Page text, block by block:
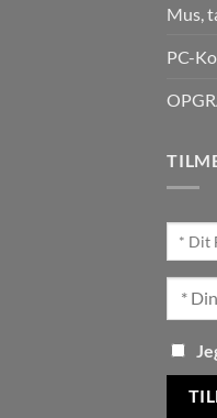
Mus,
PC-